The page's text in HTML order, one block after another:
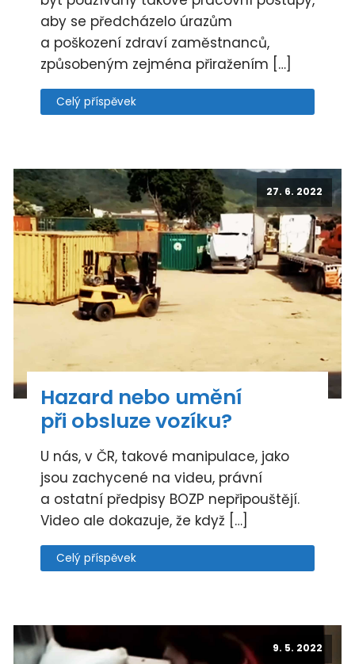
aby se předcházelo úrazům
a poškození zdraví zaměstnanců,
způsobeným zejména přiražením […]
Celý příspěvek
27. 6. 2022
Hazard nebo umění
při obsluze vozíku?
U nás, v ČR, takové manipulace, jako
jsou zachycené na videu, právní
a ostatní předpisy BOZP nepřipouštějí.
Video ale dokazuje, že když […]
Celý příspěvek
9. 5. 2022